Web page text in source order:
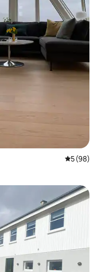
5 de uma
5 (98)